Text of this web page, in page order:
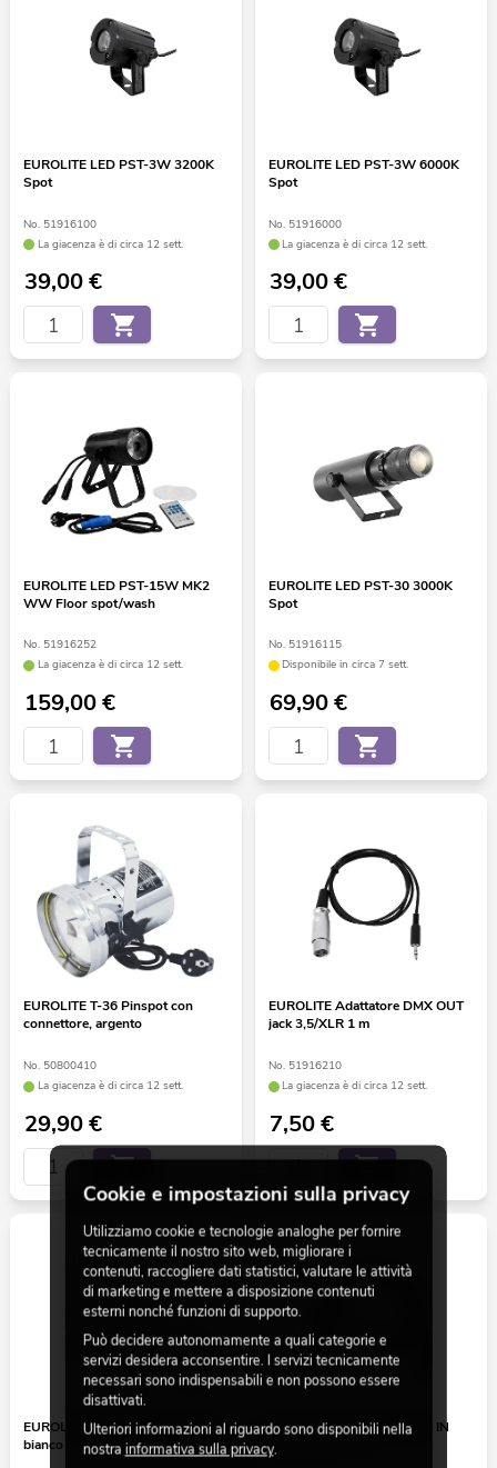
EUROLITE LED PST-3W 3200K
Spot
No. 51916100
La giacenza è di circa 12 sett.
39,00€
EUROLITE LED PST-3W 6000K
Spot
No. 51916000
La giacenza è di circa 12 sett.
39,00€
EUROLITE LED PST-15W MK2
WW Floor spot/wash
No. 51916252
La giacenza è di circa 12 sett.
159,00€
EUROLITE LED PST-30 3000K
Spot
No. 51916115
Disponibile in circa 7 sett.
69,90€
EUROLITE T-36 Pinspot con
connettore, argento
No. 50800410
La giacenza è di circa 12 sett.
29,90€
EUROLITE Adattatore DMX OUT
jack 3,5/XLR 1 m
No. 51916210
La giacenza è di circa 12 sett.
7,50€
EUROLITE LED PST-5 QCL Spot
bianco
EUROLITE Adattatore DMX IN
jack 3,5/XLR 1 m
Cookie e impostazioni sulla privacy
Utilizziamo cookie e tecnologie analoghe per fornire
tecnicamente il nostro sito web, migliorare i
contenuti, raccogliere dati statistici, valutare le attività
di marketing e mettere a disposizione contenuti
esterni nonché funzioni di supporto.
Può decidere autonomamente a quali categorie e
servizi desidera acconsentire. I servizi tecnicamente
necessari sono indispensabili e non possono essere
disattivati.
Ulteriori informazioni al riguardo sono disponibili nella
nostra informativa sulla privacy.